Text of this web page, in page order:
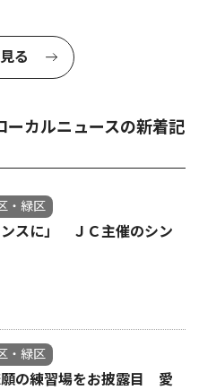
る
ーカルニュースの新着記
・緑区
ンスに」 ＪＣ主催のシン
・緑区
の練習場をお披露目 愛